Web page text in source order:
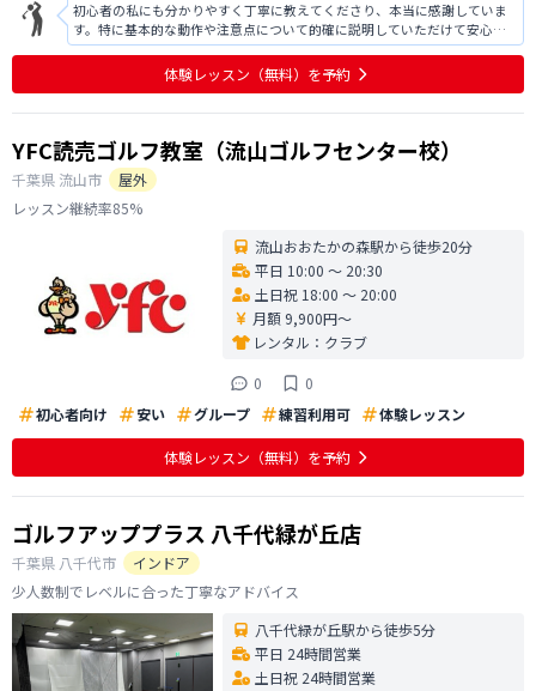
初心者の私にも分かりやすく丁寧に教えてくださり、本当に感謝していま
す。特に基本的な動作や注意点について的確に説明していただけて安心で
きました。ただ、グローブの代わりになる物を用意した方がよいなど、事
前準備に関するアドバイスもあれば、さらに安全でスムーズに取り組めた
と思います。今後の参考にさせていただ
体験レッスン （無料） を予約
YFC読売ゴルフ教室（流山ゴルフセンター校）
千葉県 流山市
屋外
レッスン継続率85%
流山おおたかの森駅から徒歩20分
平日 10:00 〜 20:30
土日祝 18:00 〜 20:00
月額 9,900円〜
レンタル： クラブ
0
0
初心者向け
安い グループ 練習利用可 体験レッスン
体験レッスン （無料） を予約
ゴルフアッププラス 八千代緑が丘店
千葉県 八千代市
インドア
少人数制でレベルに合った丁寧なアドバイス
八千代緑が丘駅から徒歩5分
平日 24時間営業
土日祝 24時間営業